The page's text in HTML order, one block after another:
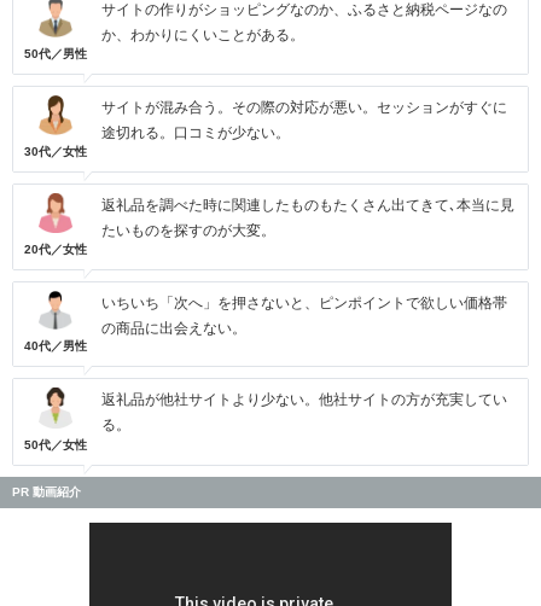
50代／男性
サイトの作りがショッピングなのか、ふるさと納税ページなの
か、わかりにくいことがある。
30代／女性
サイトが混み合う。その際の対応が悪い。セッションがすぐに
途切れる。口コミが少ない。
20代／女性
返礼品を調べた時に関連したものもたくさん出てきて､本当に見
たいものを探すのが大変。
40代／男性
いちいち「次へ」を押さないと、ピンポイントで欲しい価格帯
の商品に出会えない。
50代／女性
返礼品が他社サイトより少ない。他社サイトの方が充実してい
る。
PR 動画紹介